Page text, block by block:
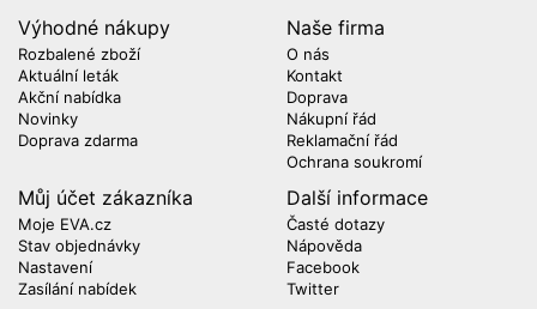
Výhodné nákupy
Rozbalené zboží
Aktuální leták
Akční nabídka
Novinky
Doprava zdarma
Naše firma
O nás
Kontakt
Doprava
Nákupní řád
Reklamační řád
Ochrana soukromí
Můj účet zákazníka
Moje EVA.cz
Stav objednávky
Nastavení
Zasílání nabídek
Další informace
Časté dotazy
Nápověda
Facebook
Twitter